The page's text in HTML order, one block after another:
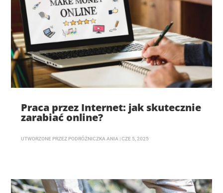
Praca przez Internet: jak skutecznie
zarabiać online?
UTWORZONE PRZEZ PODRÓŻNICZKA ANIA |CZE 5, 2025